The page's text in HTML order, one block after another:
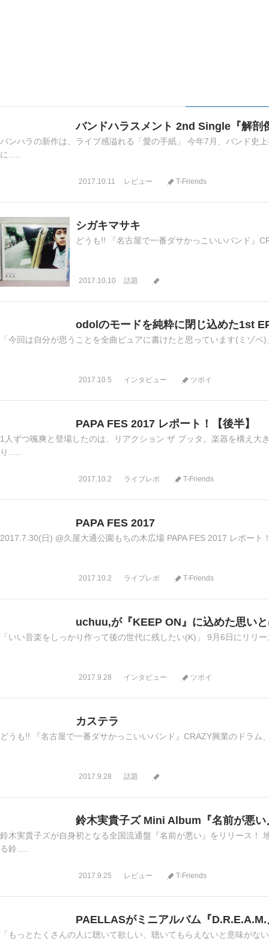
バンドハラスメント 2nd Single『解剖
バンハラの新作は、ライブ感溢れる「愛の手紙」 今年7月、バンド史
に.....
2017.10.11 レビュー T-Friends
シガキマサキ
どうも!! 『名古屋で一番ダサかっこいいバンド』
2017.10.10 話題
odolのモードを純粋に閉じ込めた1st
「今回は自分が思うことを全曲ピュアに書けたと思っています(ミゾ
2017.10.5 インタビュー ツボイ
PAPA FES 2017 レポート！【後半】
1人ずつ颯爽と登場したのは、リアクション ザ ブッタ。楽器を構え大
り.....
2017.10.2 ライブレポ T-Friends
PAPA FES 2017
2017.7.30(日) @久屋大通公園もちの木広場 PAPA FES 2017 レポート
2017.10.2 ライブレポ T-Friends
uchuu,が『KEEP ON』に込めた思い
「いい音楽をしっかり作って後の世代に残したい(K)」 9月6日にリリ
2017.9.28 インタビュー ツボイ
カステラ
どうも!! 『名古屋で一番ダサかっこいいバンド』CRAZY興業のドラム
2017.9.28 話題
鈴木実貴子ズ Mini Album『名前が悪い
鈴木実貴子ズが自身初となる全国流通盤『名前が悪い』をリリース！
る鈴.....
2017.9.25 レビュー T-Friends
PAELLASがミニアルバム『
「もっとたくさんの人に聴いて欲しい、聴いてもらえないと意味がな